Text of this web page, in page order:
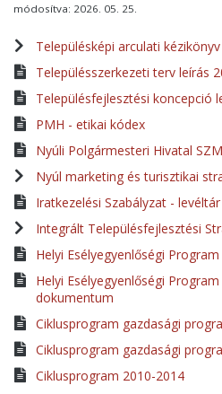
módosítva: 2026. 05. 25.
Településképi arculati kézikönyv
Településszerkezeti terv leírás
Településfejlesztési koncepció
PMH - etikai kódex
Nyúli Polgármesteri Hivatal
Nyúl marketing és turisztikai
Iratkezelési Szabályzat -
Integrált Településfejlesztési
Helyi Esélyegyenlőségi
Helyi Esélyegyenlőségi
dokumentum
Ciklusprogram gazdasági
Ciklusprogram gazdasági
Ciklusprogram 2010-2014